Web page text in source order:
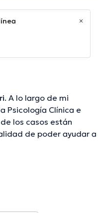
. A lo largo de mi
Psicología Clínica e
los casos están
de poder ayudar a
proyectivas,